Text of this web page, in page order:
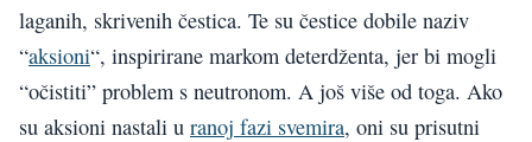
laganih, skrivenih čestica. Te su čestice dobile naziv
“aksioni“, inspirirane markom deterdženta, jer bi mogli
“očistiti” problem s neutronom. A još više od toga. Ako
su aksioni nastali u ranoj fazi svemira, oni su prisutni